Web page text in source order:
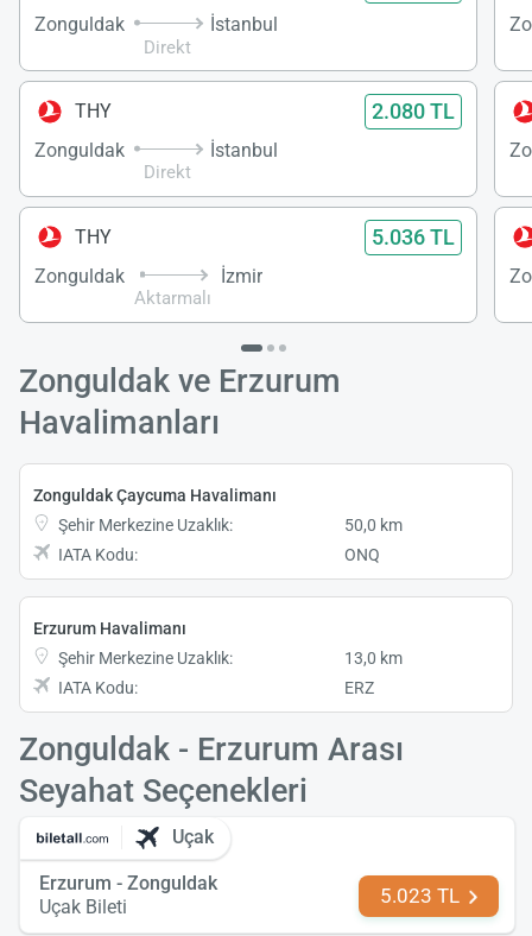
Zonguldak
Direkt
İstanbul
THY 2.080 TL
Zonguldak
Direkt
İstanbul
THY 5.036 TL
Zonguldak
Aktarmalı
İzmir
Zonguldak ve Erzurum
Havalimanları
Zonguldak Çaycuma Havalimanı
Şehir Merkezine Uzaklık:
50,0 km
IATA Kodu:
ONQ
Erzurum Havalimanı
Şehir Merkezine Uzaklık:
13,0 km
IATA Kodu:
ERZ
Zonguldak - Erzurum Arası
Seyahat Seçenekleri
Uçak
Erzurum - Zonguldak
Uçak Bileti
5.023 TL